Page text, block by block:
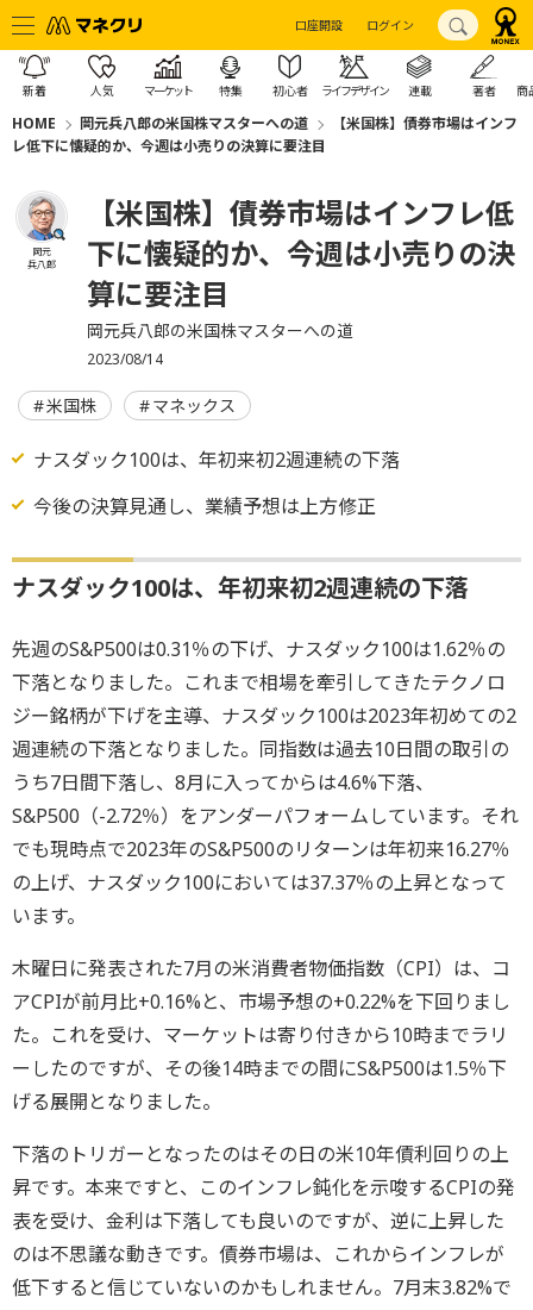
口座開設 ログイン
新着 人気 マーケット 特集 初心者 ライフデザイン 連載 著者 商
HOME 岡元兵八郎の米国株マスターへの道
【米国株】債券市場はインフ
レ低下に懐疑的か、今週は小売りの決算に要注目
岡元
兵八郎
【米国株】債券市場はインフレ低
下に懐疑的か、今週は小売りの決
算に要注目
岡元兵八郎の米国株マスターへの道
2023/08/14
米国株 マネックス
ナスダック100は、年初来初2週連続の下落
今後の決算見通し、業績予想は上方修正
ナスダック100は、年初来初2週連続の下落
先週のS&P500は0.31％の下げ、ナスダック100は1.62％の
下落となりました。これまで相場を牽引してきたテクノロ
ジー銘柄が下げを主導、ナスダック100は2023年初めての2
週連続の下落となりました。同指数は過去10日間の取引の
うち7日間下落し、8月に入ってからは4.6%下落、
S&P500（-2.72％）をアンダーパフォームしています。それ
でも現時点で2023年のS&P500のリターンは年初来16.27％
の上げ、ナスダック100においては37.37％の上昇となって
います。
木曜日に発表された7月の米消費者物価指数（CPI）は、コ
アCPIが前月比+0.16%と、市場予想の+0.22%を下回りまし
た。これを受け、マーケットは寄り付きから10時までラリ
ーしたのですが、その後14時までの間にS&P500は1.5％下
げる展開となりました。
下落のトリガーとなったのはその日の米10年債利回りの上
昇です。本来ですと、このインフレ鈍化を示唆するCPIの発
表を受け、金利は下落しても良いのですが、逆に上昇した
のは不思議な動きです。債券市場は、これからインフレが
低下すると信じていないのかもしれません。7月末3.82%で